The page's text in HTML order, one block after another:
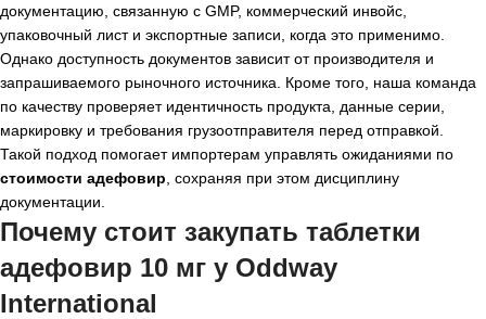
документацию, связанную с GMP, коммерческий инвойс,
упаковочный лист и экспортные записи, когда это применимо.
Однако доступность документов зависит от производителя и
запрашиваемого рыночного источника. Кроме того, наша команда
по качеству проверяет идентичность продукта, данные серии,
маркировку и требования грузоотправителя перед отправкой.
Такой подход помогает импортерам управлять ожиданиями по
стоимости адефовир , сохраняя при этом дисциплину
документации.
Почему стоит закупать таблетки
адефовир 10 мг у Oddway
International